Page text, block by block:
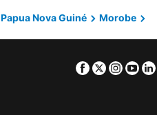
Papua Nova Guiné
Morobe
Facebook
Twitter